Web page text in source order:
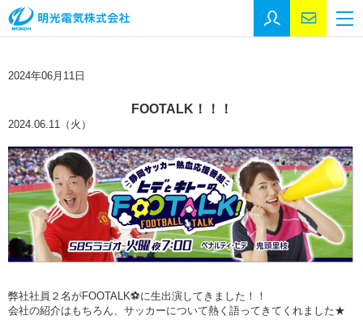
会社情報
会社情報
代表挨拶
沿革
事業所
SDGs
施工実績
2024年06月11日
FOOTALK！！！
2024.06.11（火）
弊社社員２名がFOOTALK⚽に生出演してきました！！
会社の紹介はもちろん、サッカーについて熱く語ってきてくれました★